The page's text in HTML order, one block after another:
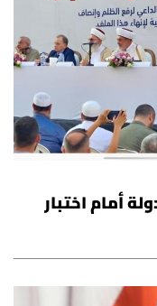
أمام اختبار